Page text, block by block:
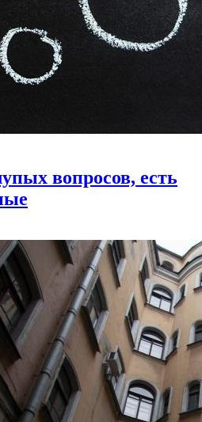
вопросов, есть